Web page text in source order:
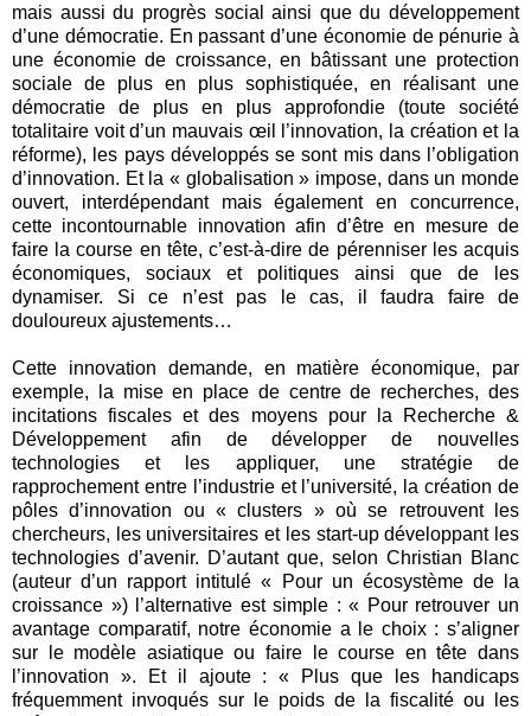
mais aussi du progrès social ainsi que du développement
d’une démocratie. En passant d’une économie de pénurie à
une économie de croissance, en bâtissant une protection
sociale de plus en plus sophistiquée, en réalisant une
démocratie de plus en plus approfondie (toute société
totalitaire voit d’un mauvais œil l’innovation, la création et la
réforme), les pays développés se sont mis dans l’obligation
d’innovation. Et la « globalisation » impose, dans un monde
ouvert, interdépendant mais également en concurrence,
cette incontournable innovation afin d’être en mesure de
faire la course en tête, c’est-à-dire de pérenniser les acquis
économiques, sociaux et politiques ainsi que de les
dynamiser. Si ce n’est pas le cas, il faudra faire de
douloureux ajustements…
Cette innovation demande, en matière économique, par
exemple, la mise en place de centre de recherches, des
incitations fiscales et des moyens pour la Recherche &
Développement afin de développer de nouvelles
technologies et les appliquer, une stratégie de
rapprochement entre l’industrie et l’université, la création de
pôles d’innovation ou « clusters » où se retrouvent les
chercheurs, les universitaires et les start-up développant les
technologies d’avenir. D’autant que, selon Christian Blanc
(auteur d’un rapport intitulé « Pour un écosystème de la
croissance ») l’alternative est simple : « Pour retrouver un
avantage comparatif, notre économie a le choix : s’aligner
sur le modèle asiatique ou faire le course en tête dans
l’innovation ». Et il ajoute : « Plus que les handicaps
fréquemment invoqués sur le poids de la fiscalité ou les